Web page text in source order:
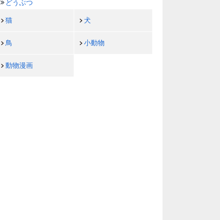
どうぶつ
猫 犬
鳥 小動物
動物漫画